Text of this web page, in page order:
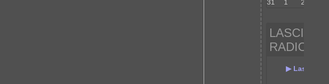
31
1 2
LASCIVA
RADIO
▶ Lasciva